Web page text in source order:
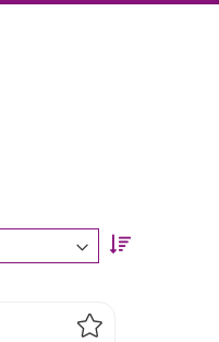
Set